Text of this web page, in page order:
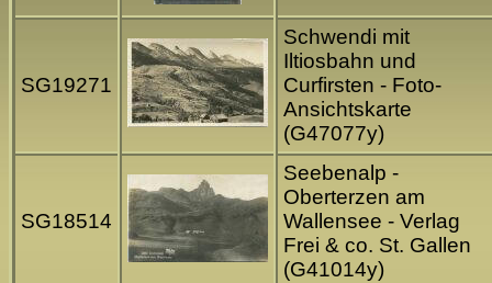
SG19271
Schwendi mit
Iltiosbahn und
Curfirsten - Foto-
Ansichtskarte
(G47077y)
SG18514
Seebenalp -
Oberterzen am
Wallensee - Verlag
Frei & co. St. Gallen
(G41014y)